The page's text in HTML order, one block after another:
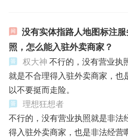
没有实体指路人地图标注
照，怎么能入驻外卖商家？
权大神 不行的，没有营业执
就是不合理得入驻外卖商家，也
以不要挺而走险。
理想狂想者
不行的，没有营业执照就是非法
得入驻外卖商家，也是非法经营